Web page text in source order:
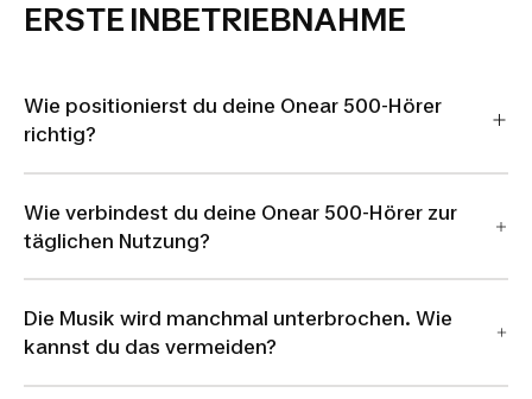
ERSTE INBETRIEBNAHME
Wie positionierst du deine Onear 500-Hörer
richtig?
Wie verbindest du deine Onear 500-Hörer zur
täglichen Nutzung?
Die Musik wird manchmal unterbrochen. Wie
kannst du das vermeiden?